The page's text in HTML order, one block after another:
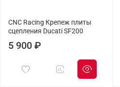
CNC Racing Крепеж плиты
сцепления Ducati SF200
5 900 ₽